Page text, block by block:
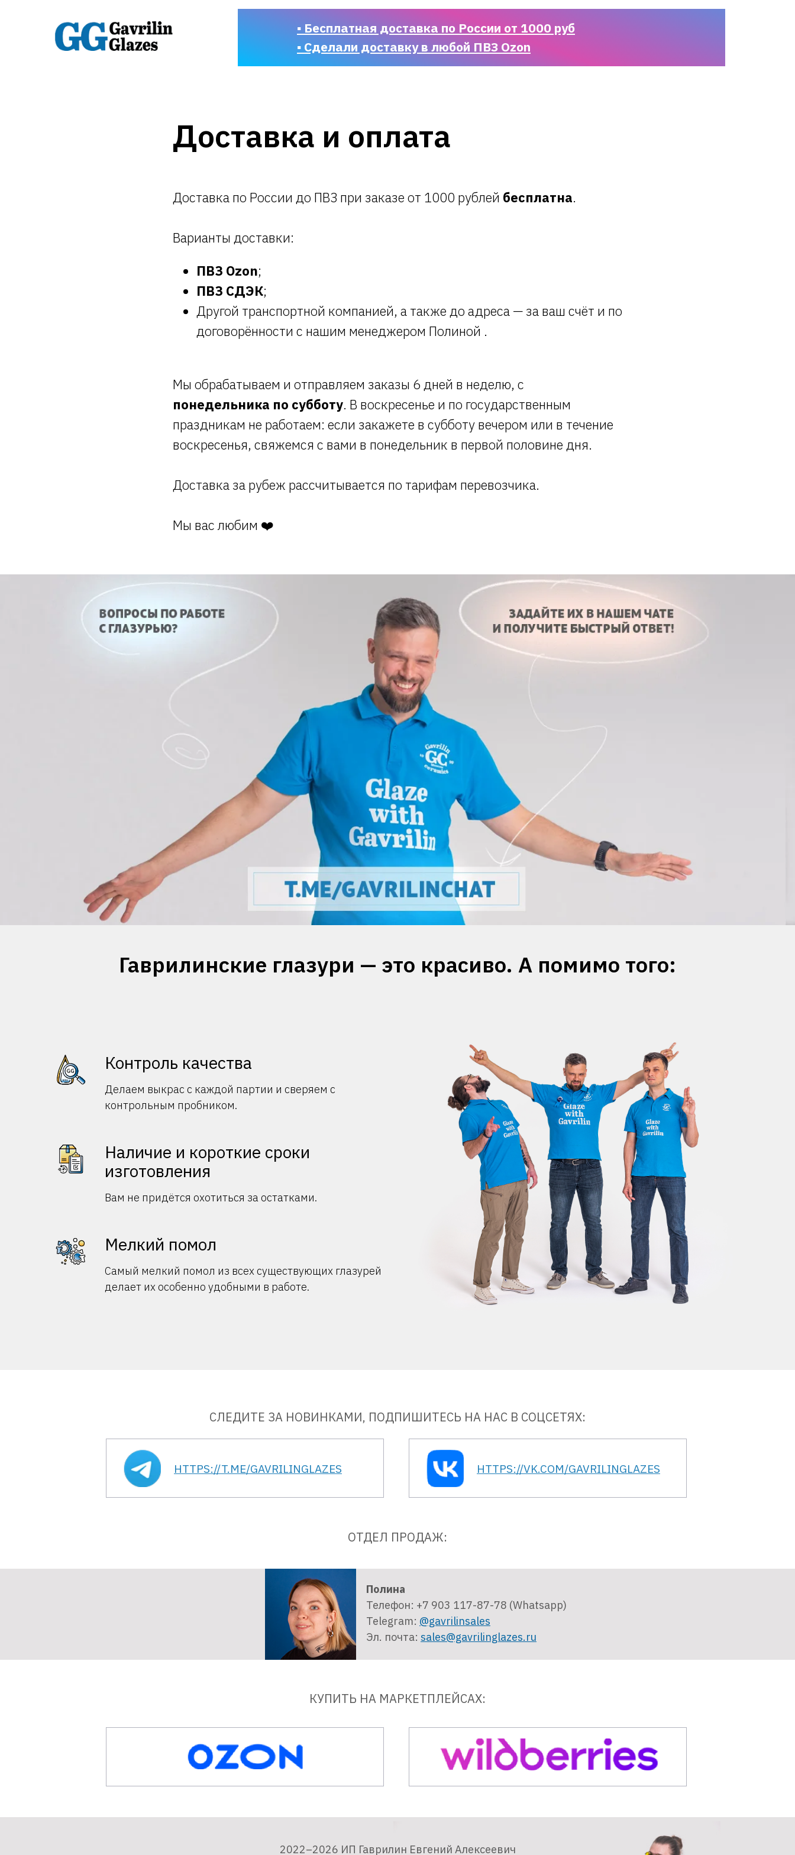
▪ Бесплатная доставка по России от 1000 руб
▪ Сделали доставку в любой ПВЗ Ozon
Доставка и оплата
Доставка по России до ПВЗ при заказе от 1000 рублей бесплатна.
Варианты доставки:
ПВЗ Ozon;
ПВЗ СДЭК;
Другой транспортной компанией, а также до адреса — за ваш счёт и по
договорённости с нашим менеджером Полиной .
Мы обрабатываем и отправляем заказы 6 дней в неделю, с
понедельника по субботу. В воскресенье и по государственным
праздникам не работаем: если закажете в субботу вечером или в течение
воскресенья, свяжемся с вами в понедельник в первой половине дня.
Доставка за рубеж рассчитывается по тарифам перевозчика.
Мы вас любим ❤️
Гаврилинские глазури — это красиво. А помимо того:
Контроль качества
Делаем выкрас с каждой партии и сверяем с
контрольным пробником.
Наличие и короткие сроки
изготовления
Вам не придётся охотиться за остатками.
Мелкий помол
Самый мелкий помол из всех существующих глазурей
делает их особенно удобными в работе.
СЛЕДИТЕ ЗА НОВИНКАМИ, ПОДПИШИТЕСЬ НА НАС В СОЦСЕТЯХ:
ОТДЕЛ ПРОДАЖ:
КУПИТЬ НА МАРКЕТПЛЕЙСАХ:
HTTPS://T.ME/GAVRILINGLAZES HTTPS://VK.COM/GAVRILINGLAZES
Полина
Телефон: +7 903 117-87-78 (Whatsapp)
Telegram: @gavrilinsales
Эл. почта: sales@gavrilinglazes.ru
2022–2026 ИП Гаврилин Евгений Алексеевич